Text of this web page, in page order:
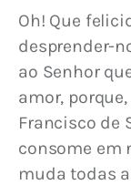
Oh! Que
desprender-
ao Senhor
amor,
Francisco de
consome em
muda todas